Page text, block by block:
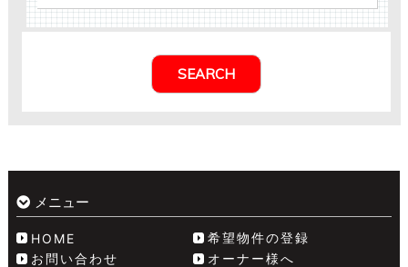
メニュー
HOME
希望物件の登録
お問い合わせ
オーナー様へ